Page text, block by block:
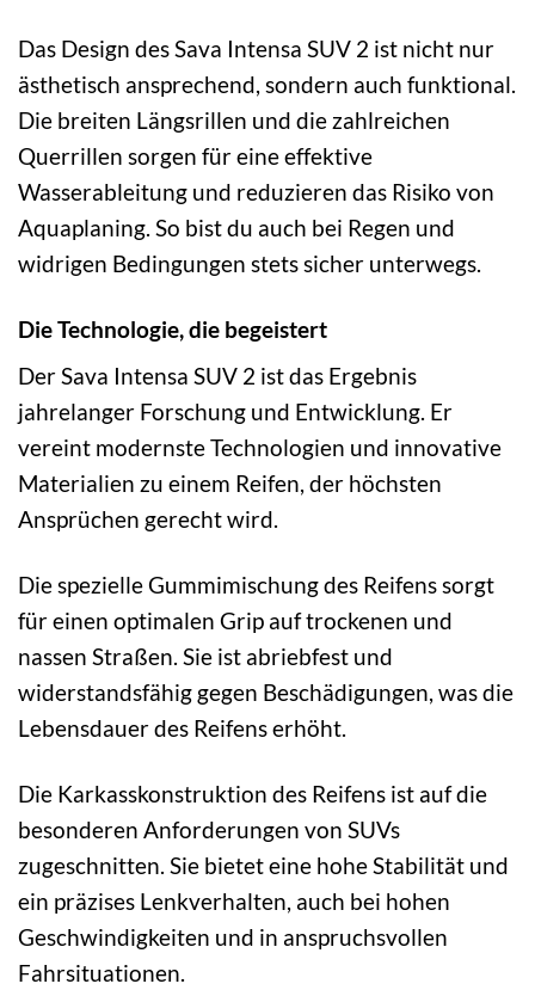
Das Design des Sava Intensa SUV 2 ist nicht nur
ästhetisch ansprechend, sondern auch funktional.
Die breiten Längsrillen und die zahlreichen
Querrillen sorgen für eine effektive
Wasserableitung und reduzieren das Risiko von
Aquaplaning. So bist du auch bei Regen und
widrigen Bedingungen stets sicher unterwegs.
Die Technologie, die begeistert
Der Sava Intensa SUV 2 ist das Ergebnis
jahrelanger Forschung und Entwicklung. Er
vereint modernste Technologien und innovative
Materialien zu einem Reifen, der höchsten
Ansprüchen gerecht wird.
Die spezielle Gummimischung des Reifens sorgt
für einen optimalen Grip auf trockenen und
nassen Straßen. Sie ist abriebfest und
widerstandsfähig gegen Beschädigungen, was die
Lebensdauer des Reifens erhöht.
Die Karkasskonstruktion des Reifens ist auf die
besonderen Anforderungen von SUVs
zugeschnitten. Sie bietet eine hohe Stabilität und
ein präzises Lenkverhalten, auch bei hohen
Geschwindigkeiten und in anspruchsvollen
Fahrsituationen.